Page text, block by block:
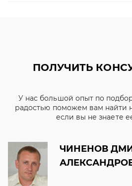
ПОЛУЧИТЬ
У нас большой опыт по
радостью поможем вам найти
если вы не знаете
ЧИНЕНОВ